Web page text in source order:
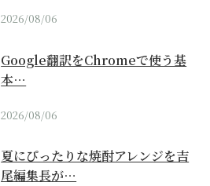
2026/08/06
Google翻訳をChromeで使う基
本…
2026/08/06
夏にぴったりな焼酎アレンジを吉
尾編集長が…